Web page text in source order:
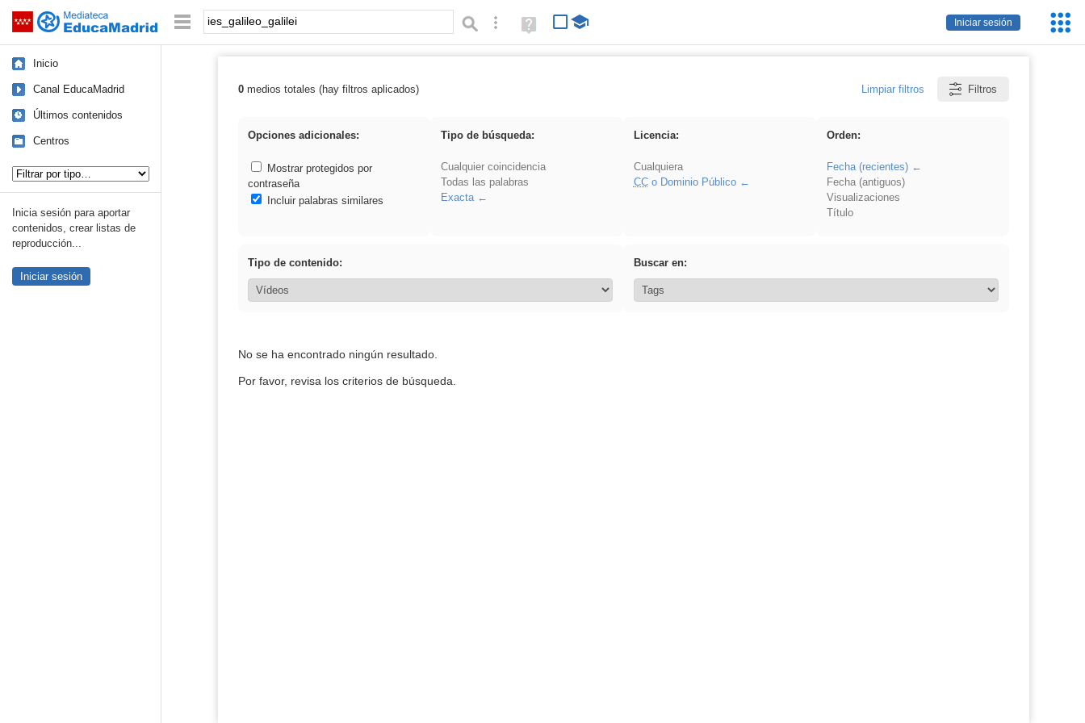
Saltar navegación
Iniciar sesión
Palabra o frase: Búsqueda avanzada
Ayuda
(en
Inicio
Canal EducaMadrid
Últimos contenidos
Centros
Inicia sesión para aportar
contenidos, crear listas de
reproducción...
Iniciar sesión
Resultados de: ies_galileo_galilei
0medios totales (hay filtros aplicados) Limpiar filtros Filtros
Opciones adicionales:
Mostrar protegidos por
contraseña
Incluir palabras similares
Tipo de búsqueda:
Cualquier coincidencia
Todas las palabras
Exacta
Licencia:
Cualquiera
CCo Dominio Público
Orden:
Fecha (recientes)
Fecha (antiguos)
Visualizaciones
Título
Tipo de contenido: Buscar en:
No se ha encontrado ningún resultado.
Por favor, revisa los criterios de búsqueda.